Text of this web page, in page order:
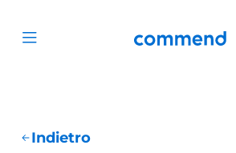
Open menu
Indietro